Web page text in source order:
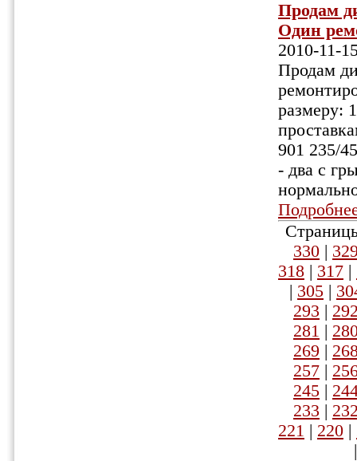
Продам
Один
2010-11-
Продам
размеру:
901 235/
- два с
330 |
318 | 317 |
| 305 |
293 |
281 |
269 |
257 |
245 |
233 |
221 | 220 |